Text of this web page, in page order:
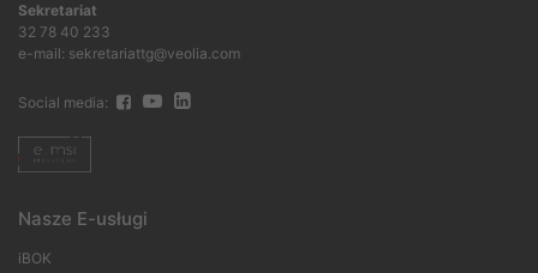
Sekretariat
32 78 40 233
e-mail: sekretariattg@veolia.com
Social media:
Nasze E-usługi
iBOK